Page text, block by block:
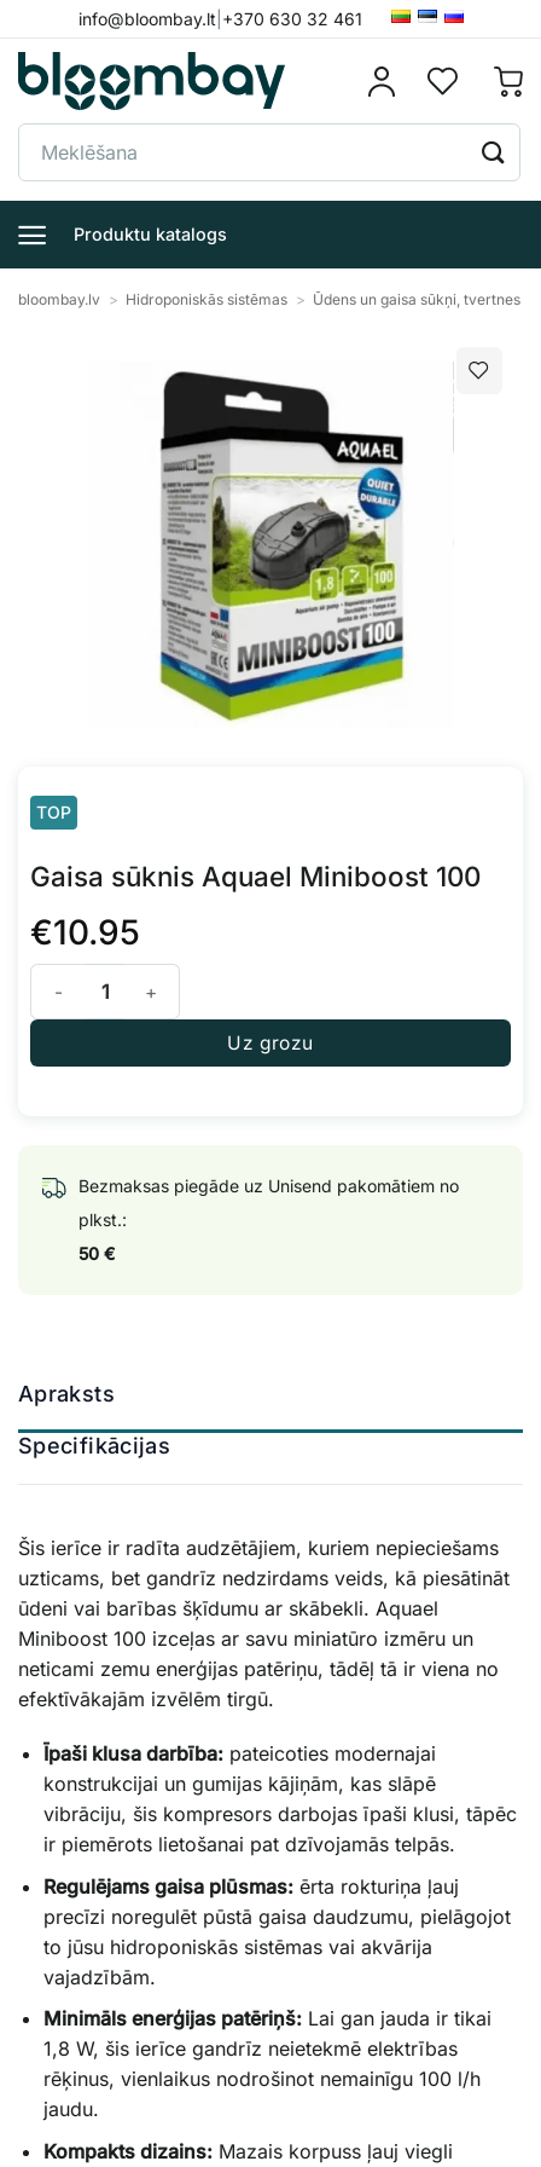
to
content
info@bloombay.lt +370 630 32 461
Meklēt:
Produktu katalogs
bloombay.lv > Hidroponiskās sistēmas > Ūdens un gaisa sūkņi, tvertnes
TOP
Gaisa sūknis Aquael Miniboost 100
€10.95
Gaisa sūknis Aquael Miniboost 100 daudzums
Uz grozu
Bezmaksas piegāde uz Unisend pakomātiem no
plkst.:
50 €
Apraksts
Specifikācijas
Šis ierīce ir radīta audzētājiem, kuriem nepieciešams
uzticams, bet gandrīz nedzirdams veids, kā piesātināt
ūdeni vai barības šķīdumu ar skābekli. Aquael
Miniboost 100 izceļas ar savu miniatūro izmēru un
neticami zemu enerģijas patēriņu, tādēļ tā ir viena no
efektīvākajām izvēlēm tirgū.
Īpaši klusa darbība:pateicoties modernajai
konstrukcijai un gumijas kājiņām, kas slāpē
vibrāciju, šis kompresors darbojas īpaši klusi, tāpēc
ir piemērots lietošanai pat dzīvojamās telpās.
Regulējams gaisa plūsmas:ērta rokturiņa ļauj
precīzi noregulēt pūstā gaisa daudzumu, pielāgojot
to jūsu hidroponiskās sistēmas vai akvārija
vajadzībām.
Minimāls enerģijas patēriņš:Lai gan jauda ir tikai
1,8 W, šis ierīce gandrīz neietekmē elektrības
rēķinus, vienlaikus nodrošinot nemainīgu 100 l/h
jaudu.
Kompakts dizains:Mazais korpuss ļauj viegli